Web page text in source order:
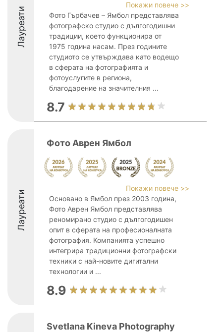
Лауреати
Покажи повече >>
Фото Гърбачев – Ямбол представлява
фотографско студио с дългогодишни
традиции, което функционира от
1975 година насам. През годините
студиото се утвърждава като водещо
в сферата на фотографията и
фотоуслугите в региона,
благодарение на значителния ...
8.7
Лауреати
Фото Аврен Ямбол
Покажи повече >>
Основано в Ямбол през 2003 година,
Фото Аврен Ямбол представлява
реномирано студио с дългогодишен
опит в сферата на професионалната
фотография. Компанията успешно
интегрира традиционни фотографски
техники с най-новите дигитални
технологии и ...
8.9
Svetlana Kineva Photography